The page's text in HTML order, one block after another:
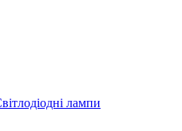
лампи